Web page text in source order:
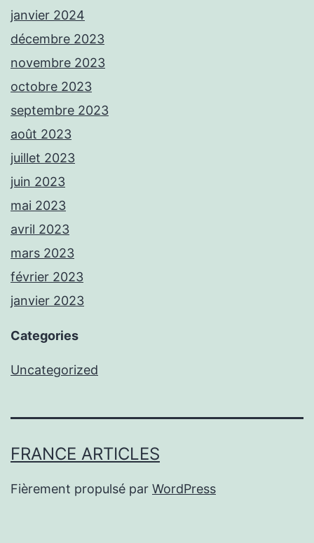
janvier 2024
décembre 2023
novembre 2023
octobre 2023
septembre 2023
août 2023
juillet 2023
juin 2023
mai 2023
avril 2023
mars 2023
février 2023
janvier 2023
Categories
Uncategorized
FRANCE ARTICLES
Fièrement propulsé par WordPress